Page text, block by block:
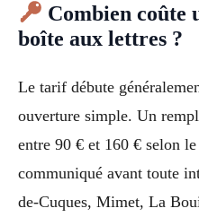
Combien coûte
boîte aux lettres ?
Le tarif débute
ouverture simple. Un
entre 90 € et 160 € selon
communiqué avant toute
de-Cuques, Mimet, La